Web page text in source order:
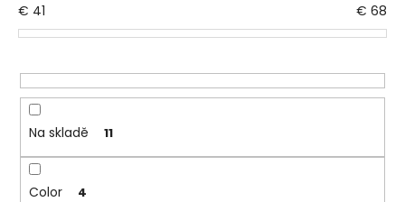
r
o
u
k
ů
€ 41 € 68
Na skladě 11
Color 4
p
o
u
č
u
e
m